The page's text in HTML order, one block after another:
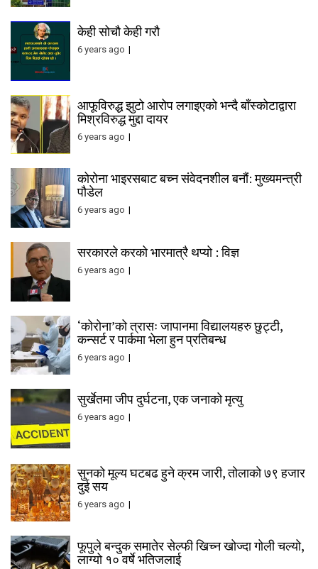
केही सोचौ केही गरौ
6 years ago
आफूविरुद्ध झुटो आरोप लगाइएको भन्दै बाँस्कोटाद्वारा
मिश्रविरुद्ध मुद्दा दायर
6 years ago
कोरोना भाइरसबाट बच्न संवेदनशील बनौं: मुख्यमन्त्री
पौडेल
6 years ago
सरकारले करको भारमात्रै थप्यो : विज्ञ
6 years ago
‘कोरोना’को त्रासः जापानमा विद्यालयहरु छुट्टी,
कन्सर्ट र पार्कमा भेला हुन प्रतिबन्ध
6 years ago
सुर्खेतमा जीप दुर्घटना, एक जनाको मृत्यु
6 years ago
सुनको मूल्य घटबढ हुने क्रम जारी, तोलाको ७९ हजार
दुई सय
6 years ago
फूपुले बन्दुक समातेर सेल्फी खिच्न खोज्दा गोली चल्यो,
लाग्यो १० वर्षे भतिजलाई